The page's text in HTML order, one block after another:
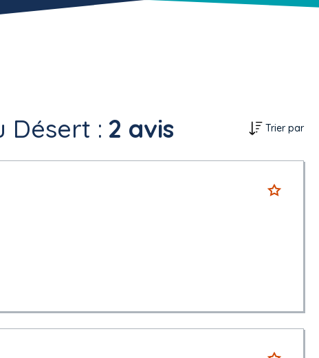
Désert : 2 avis Trier par